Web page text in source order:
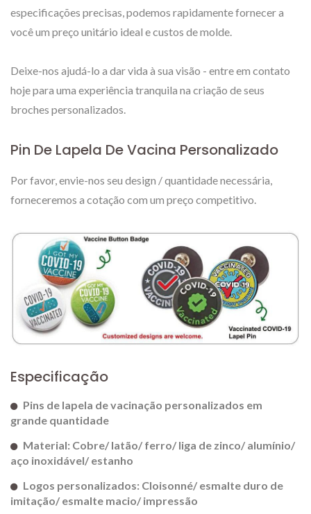
especificações precisas, podemos rapidamente fornecer a
você um preço unitário ideal e custos de molde.
Deixe-nos ajudá-lo a dar vida à sua visão - entre em contato
hoje para uma experiência tranquila na criação de seus
broches personalizados.
Pin De Lapela De Vacina Personalizado
Por favor, envie-nos seu design / quantidade necessária,
forneceremos a cotação com um preço competitivo.
Especificação
Pins de lapela de vacinação personalizados em
grande quantidade
Material: Cobre/ latão/ ferro/ liga de zinco/ alumínio/
aço inoxidável/ estanho
Logos personalizados: Cloisonné/ esmalte duro de
imitação/ esmalte macio/ impressão